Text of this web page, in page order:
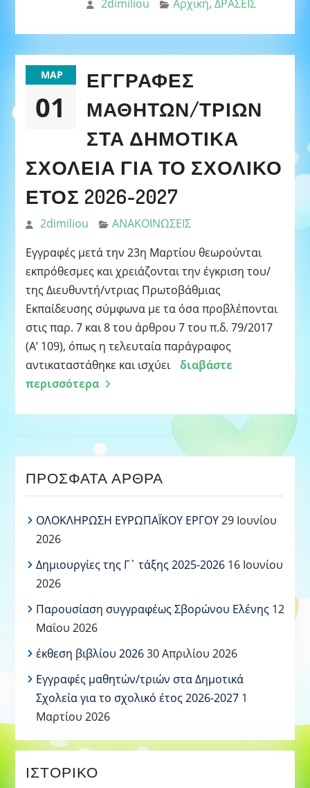
2dimiliou Αρχική, ΔΡΑΣΕΙΣ
ΜΑΡ
01
ΕΓΓΡΑΦΈΣ
ΜΑΘΗΤΏΝ/ΤΡΙΏΝ
ΣΤΑ ΔΗΜΟΤΙΚΆ
ΣΧΟΛΕΊΑ ΓΙΑ ΤΟ ΣΧΟΛΙΚΌ
ΈΤΟΣ 2026-2027
2dimiliou
ΑΝΑΚΟΙΝΩΣΕΙΣ
Εγγραφές μετά την 23η Μαρτίου θεωρούνται
εκπρόθεσμες και χρειάζονται την έγκριση του/
της Διευθυντή/ντριας Πρωτοβάθμιας
Εκπαίδευσης σύμφωνα με τα όσα προβλέπονται
στις παρ. 7 και 8 του άρθρου 7 του π.δ. 79/2017
(Α’ 109), όπως η τελευταία παράγραφος
αντικαταστάθηκε και ισχύει διαβάστε
περισσότερα
ΠΡΌΣΦΑΤΑ ΆΡΘΡΑ
ΟΛΟΚΛΗΡΩΣΗ ΕΥΡΩΠΑΪΚΟΥ ΕΡΓΟΥ29 Ιουνίου
2026
Δημιουργίες της Γ΄ τάξης 2025-2026 16 Ιουνίου
2026
Παρουσίαση συγγραφέως Σβορώνου Ελένης 12
Μαΐου 2026
έκθεση βιβλίου 202630 Απριλίου 2026
Εγγραφές μαθητών/τριών στα Δημοτικά
Σχολεία για το σχολικό έτος 2026-2027 1
Μαρτίου 2026
ΙΣΤΟΡΙΚΌ